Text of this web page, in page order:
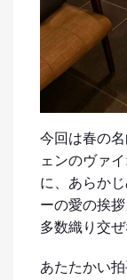
今回は春の
ェンのヴァ
に、あらか
ーの愛の挨
多数織り交
あたたかい